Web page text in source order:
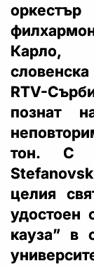
Карло,
RTV-
познат
тон. С
целия
удостоен
кауза” в